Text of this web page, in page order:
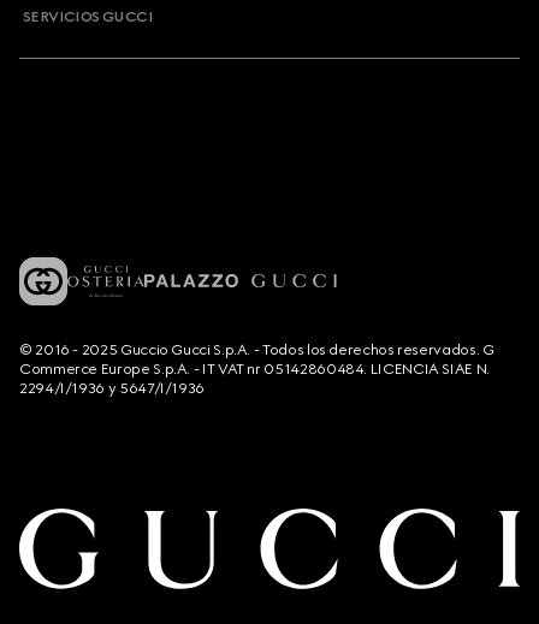
SERVICIOS GUCCI
© 2016 - 2025 Guccio Gucci S.p.A. - Todos los derechos reservados. G
Commerce Europe S.p.A. - IT VAT nr 05142860484. LICENCIA SIAE N.
2294/I/1936 y 5647/I/1936